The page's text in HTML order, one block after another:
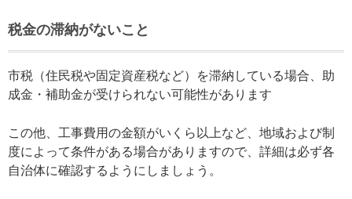
税金の滞納がないこと
市税（住民税や固定資産税など）を滞納している場合、助
成金・補助金が受けられない可能性があります
この他、工事費用の金額がいくら以上など、地域および制
度によって条件がある場合がありますので、詳細は必ず各
自治体に確認するようにしましょう。